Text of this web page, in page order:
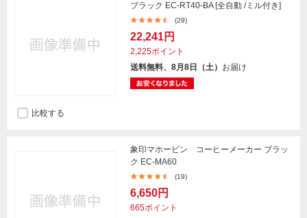
ブラック EC-RT40-BA [全自動 /ミル付き]
(29)
22,241円
2,225ポイント
送料無料、8月8日（土） お届け
比較する
象印マホービン コーヒーメーカー ブラッ
ク EC-MA60
(19)
6,650円
665ポイント